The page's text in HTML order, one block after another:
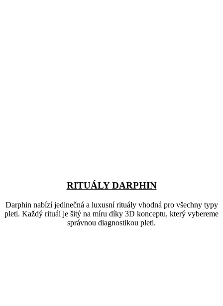
RITUÁLY DARPHIN
Darphin nabízí jedinečná a luxusní rituály vhodná pro všechny typy
pleti. Každý rituál je šitý na míru díky 3D konceptu, který vybereme
správnou diagnostikou pleti.